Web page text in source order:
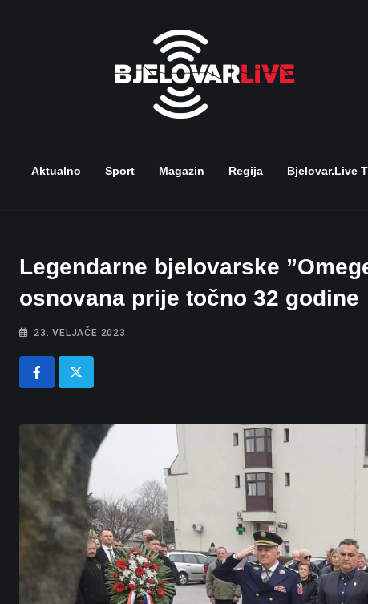
Aktualno Sport Magazin Regija Bjelovar.live
Legendarne bjelovarske
osnovana prije točno 32 godine
23. VELJAČE 2023.